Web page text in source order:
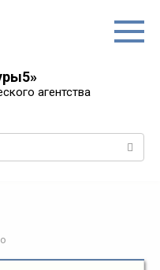
агентства